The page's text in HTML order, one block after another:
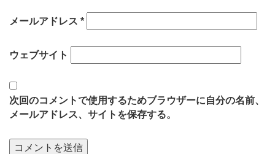
メールアドレス *
ウェブサイト
次回のコメントで使用するためブラウザーに自分の名前、
メールアドレス、サイトを保存する。